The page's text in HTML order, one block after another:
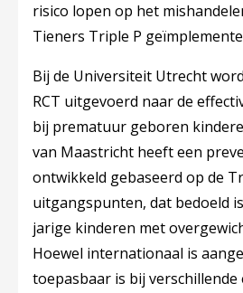
risico lopen op het
Tieners Triple P
Bij de Universiteit Utrecht
RCT uitgevoerd naar de
bij prematuur geboren
van Maastricht heeft een
ontwikkeld gebaseerd op de
uitgangspunten, dat bedoeld
jarige kinderen met
Hoewel internationaal is
toepasbaar is bij